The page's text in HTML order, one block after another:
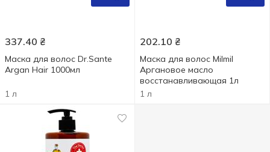
337.40 ₴
Маска для волос Dr.Sante
Argan Hair 1000мл
1 л
202.10 ₴
Маска для волос Milmil
Аргановое масло
восстанавливающая 1л
1 л